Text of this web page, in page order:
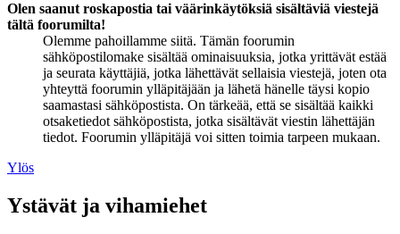
Olen saanut roskapostia tai väärinkäytöksiä sisältäviä viestejä
tältä foorumilta!
Olemme pahoillamme siitä. Tämän foorumin
sähköpostilomake sisältää ominaisuuksia, jotka yrittävät estää
ja seurata käyttäjiä, jotka lähettävät sellaisia viestejä, joten ota
yhteyttä foorumin ylläpitäjään ja lähetä hänelle täysi kopio
saamastasi sähköpostista. On tärkeää, että se sisältää kaikki
otsaketiedot sähköpostista, jotka sisältävät viestin lähettäjän
tiedot. Foorumin ylläpitäjä voi sitten toimia tarpeen mukaan.
Ylös
Ystävät ja vihamiehet